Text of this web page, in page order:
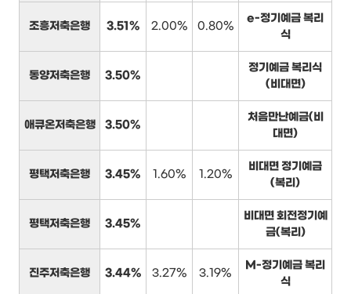
조흥저축은행 3.51% 2.00% 0.80%
e-정기예금 복리
식
동양저축은행 3.50%
정기예금 복리식
(비대면)
애큐온저축은행 3.50%
처음만난예금(비
대면)
평택저축은행 3.45% 1.60% 1.20%
비대면 정기예금
(복리)
평택저축은행 3.45%
비대면 회전정기예
금(복리)
진주저축은행 3.44% 3.27% 3.19%
M-정기예금 복리
식